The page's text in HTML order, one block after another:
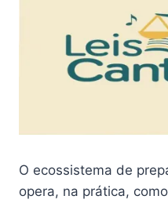
O ecossistema de
opera, na prática,